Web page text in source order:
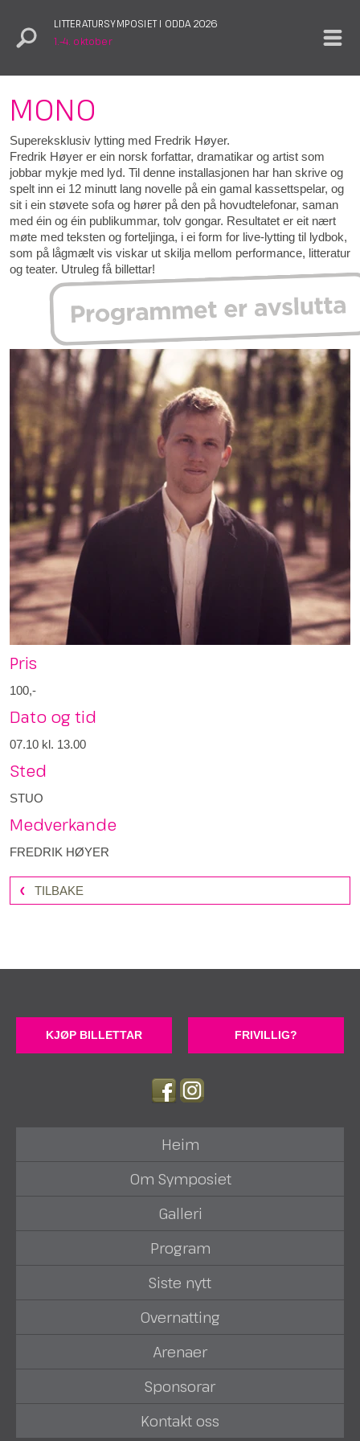
LITTERATURSYMPOSIET I ODDA 2026
1.–4. oktober
MONO
Supereksklusiv lytting med Fredrik Høyer.
Fredrik Høyer er ein norsk forfattar, dramatikar og artist som
jobbar mykje med lyd. Til denne installasjonen har han skrive og
spelt inn ei 12 minutt lang novelle på ein gamal kassettspelar, og
sit i ein støvete sofa og hører på den på hovudtelefonar, saman
med éin og éin publikummar, tolv gongar. Resultatet er eit nært
møte med teksten og forteljinga, i ei form for live-lytting til lydbok,
som på lågmælt vis viskar ut skilja mellom performance, litteratur
og teater. Utruleg få billettar!
Pris
100,-
Dato og tid
07.10 kl. 13.00
Sted
STUO
Medverkande
FREDRIK HØYER
TILBAKE
KJØP BILLETTAR FRIVILLIG?
Heim
Om Symposiet
Galleri
Program
Siste nytt
Overnatting
Arenaer
Sponsorar
Kontakt oss